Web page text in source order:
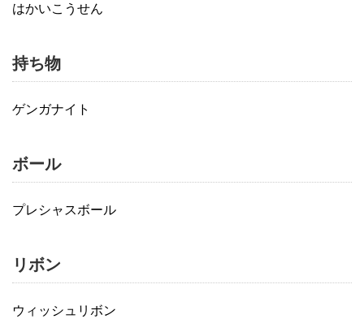
はかいこうせん
持ち物
ゲンガナイト
ボール
プレシャスボール
リボン
ウィッシュリボン